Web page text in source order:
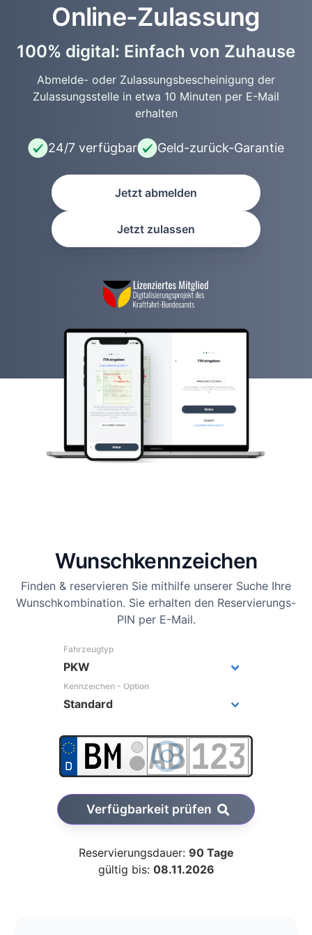
Online-Zulassung
100% digital: Einfach von Zuhause
Abmelde- oder Zulassungsbescheinigung der
Zulassungsstelle in etwa 10 Minuten per E-Mail
erhalten
24/7 verfügbar Geld-zurück-Garantie
Jetzt abmelden
Jetzt zulassen
Wunsch­kennzeichen
Finden & reservieren Sie mithilfe unserer Suche Ihre
Wunschkombination. Sie erhalten den Reservierungs-
PIN per E-Mail.
Fahrzeugtyp
Kennzeichen - Option
Verfügbarkeit prüfen
Reservierungsdauer: 90 Tage
gültig bis: 08.11.2026